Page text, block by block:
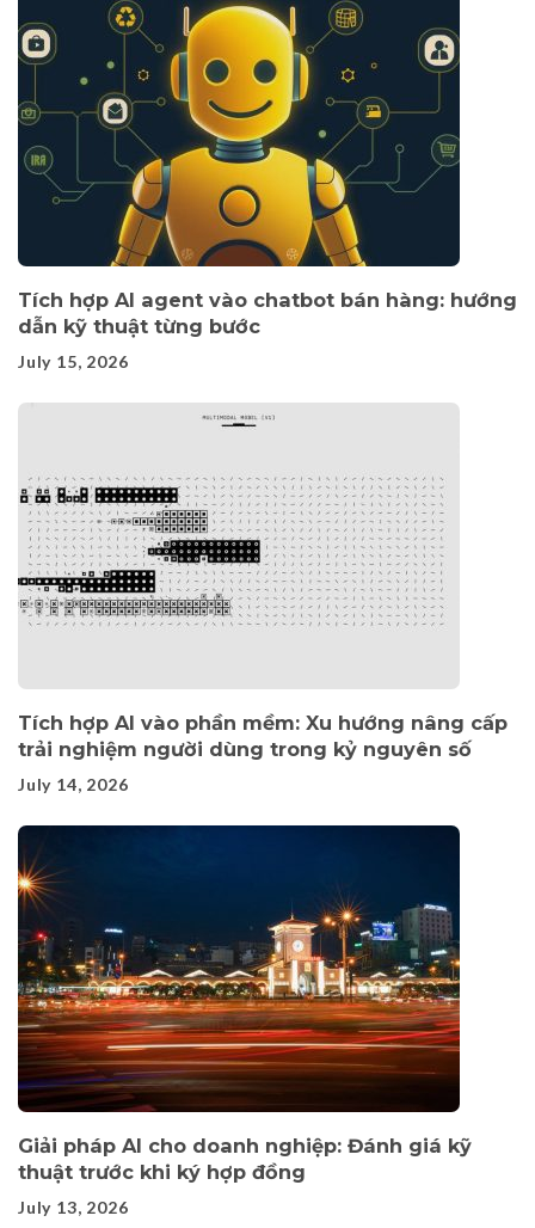
Tích hợp AI agent vào chatbot bán hàng: hướng
dẫn kỹ thuật từng bước
July 15, 2026
Tích hợp AI vào phần mềm: Xu hướng nâng cấp
trải nghiệm người dùng trong kỷ nguyên số
July 14, 2026
Giải pháp AI cho doanh nghiệp: Đánh giá kỹ
thuật trước khi ký hợp đồng
July 13, 2026